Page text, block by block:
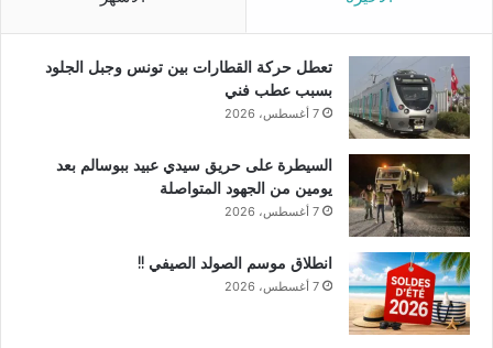
تعطل حركة القطارات بين تونس وجبل الجلود
بسبب عطب فني
7 أغسطس، 2026
السيطرة على حريق سيدي عبيد ببوسالم بعد
يومين من الجهود المتواصلة
7 أغسطس، 2026
انطلاق موسم الصولد الصيفي !!
7 أغسطس، 2026